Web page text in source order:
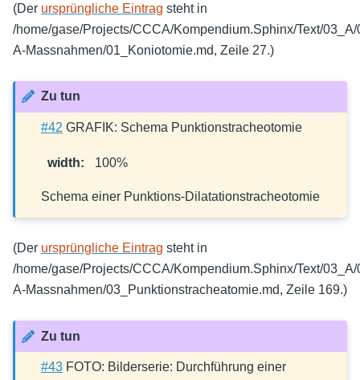
(Der ursprüngliche Eintrag steht in
/home/gase/Projects/CCCA/Kompendium.Sphinx/Text/
A-Massnahmen/01_Koniotomie.md, Zeile 27.)
Zu tun
#42 GRAFIK: Schema Punktionstracheotomie
width: 100%
Schema einer Punktions-Dilatationstracheotomie
(Der ursprüngliche Eintrag steht in
/home/gase/Projects/CCCA/Kompendium.Sphinx/Text/
A-Massnahmen/03_Punktionstracheatomie.md, Zeile 169.)
Zu tun
#43 FOTO: Bilderserie: Durchführung einer